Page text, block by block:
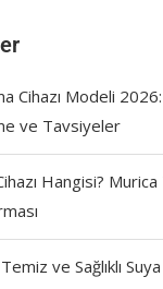
Cihazı Modeli
ve Tavsiyeler
Hangisi?
ve Sağlıklı